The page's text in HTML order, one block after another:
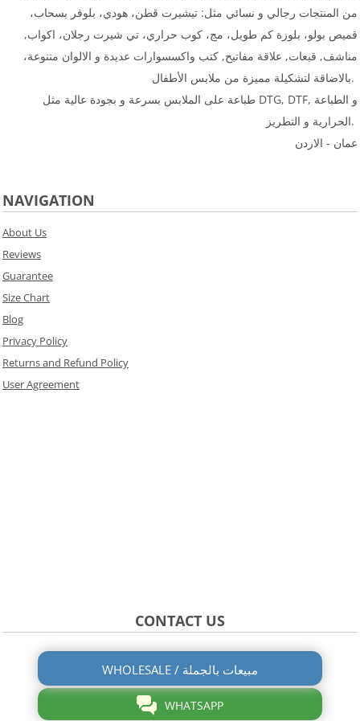
من المنتجات رجالي و نسائي مثل: تيشيرت قطن، هودي، بلوفر بسحاب،
قميص بولو، بلوزة كم طويل، مج، كوب حراري، تي شيرت رجلان، اكواب,
مناشف, قبعات, علاقة مفاتيح, كتب واكسسوارات عديدة و الالوان متنوعة،
بالاضاقة لتشكيلة مميزة من ملابس الأطفال.
طباعة على الملابس بسرعة و بجودة عالية مثل DTG, DTF, و الطباعة
الحرارية و التطريز.
عمان - الاردن
NAVIGATION
About Us
Reviews
Guarantee
Size Chart
Blog
Privacy Policy
Returns and Refund Policy
User Agreement
CONTACT US
WHOLESALE / مبيعات بالجملة
WHATSAPP